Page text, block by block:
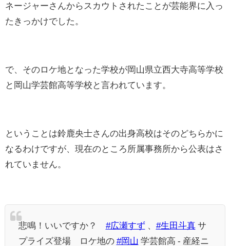
ネージャーさんからスカウトされたことが芸能界に入っ
たきっかけでした。
で、そのロケ地となった学校が岡山県立西大寺高等学校
と岡山学芸館高等学校と言われています。
ということは鈴鹿央士さんの出身高校はそのどちらかに
なるわけですが、現在のところ所属事務所から公表はさ
れていません。
悲鳴！いいですか？ #広瀬すず、 #生田斗真 サ
プライズ登場 ロケ地の #岡山 学芸館高 - 産経ニ